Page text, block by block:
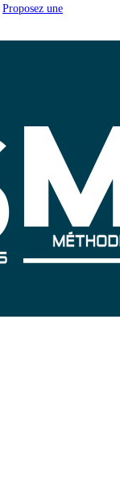
Proposez une